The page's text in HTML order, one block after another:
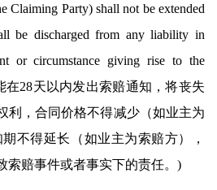
Claiming Party) shall not be extended
be discharged from any liability in
or circumstance giving rise to the
在28天以内发出索赔通知，将丧失
利，合同价格不得减少（如业主为
不得延长（如业主为索赔方），
索赔事件或者事实下的责任。)